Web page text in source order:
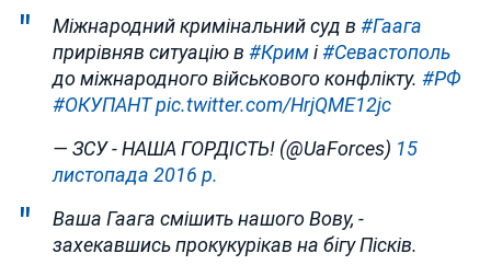
Міжнародний кримінальний суд в #Гаага
прирівняв ситуацію в #Кримі#Севастополь
до міжнародного військового конфлікту. #РФ
#ОКУПАНТpic.twitter.com/HrjQME12jc
— ЗСУ - НАША ГОРДІСТЬ! (@UaForces) 15
листопада 2016 р.
Ваша Гаага смішить нашого Вову, -
захекавшись прокукурікав на бігу Пісків.